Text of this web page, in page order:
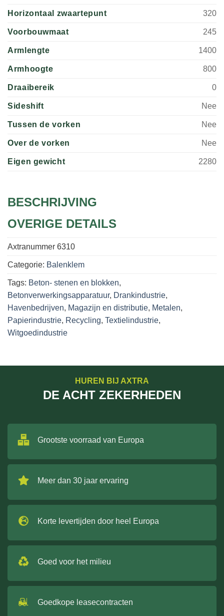
Horizontaal zwaartepunt 320
Voorbouwmaat 245
Armlengte 1400
Armhoogte 800
Draaibereik 0
Sideshift Nee
Tussen de vorken Nee
Over de vorken Nee
Eigen gewicht 2280
BESCHRIJVING
OVERIGE DETAILS
Axtranummer 6310
Categorie: Balenklem
Tags: Beton- stenen en blokken,
Betonverwerkingsapparatuur, Drankindustrie,
Havenbedrijven, Magazijn en distributie, Metalen,
Papierindustrie, Recycling, Textielindustrie,
Witgoedindustrie
HUREN BIJ AXTRA
DE ACHT ZEKERHEDEN
Grootste voorraad van Europa
Meer dan 30 jaar ervaring
Korte levertijden door heel Europa
Goed voor het milieu
Goedkope leasecontracten